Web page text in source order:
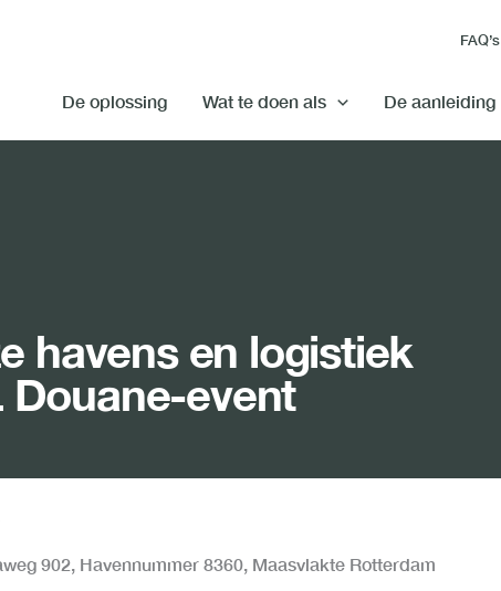
FAQ’s
De oplossing Wat te doen als De aanleiding
havens en logistiek
Douane-event
902, Havennummer 8360, Maasvlakte Rotterdam